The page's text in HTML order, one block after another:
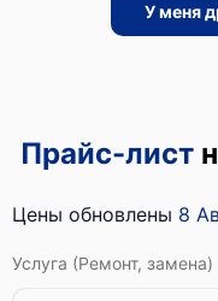
У меня
Прайс-лист
Цены обновлены 8
Услуга (Ремонт, замена)